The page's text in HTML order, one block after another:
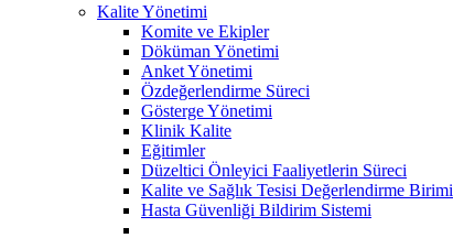
Kalite Yönetimi
Komite ve Ekipler
Döküman Yönetimi
Anket Yönetimi
Özdeğerlendirme Süreci
Gösterge Yönetimi
Klinik Kalite
Eğitimler
Düzeltici Önleyici Faaliyetlerin Süreci
Kalite ve Sağlık Tesisi Değerlendirme Birimi
Hasta Güvenliği Bildirim Sistemi